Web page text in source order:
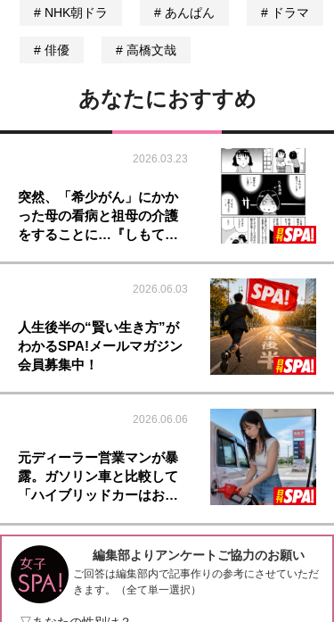
NHK朝ドラ あんぱん ドラマ
俳優 高橋文哉
あなたにおすすめ
2026.03.23
突然、「希少がん」にかか
った母の看病と祖母の介護
をすることに…『しもて…
2026.06.03
人生後半の“賢い生き方”が
わかるSPA!メールマガジン
会員募集中！
2026.06.06
元ディーラー営業マンが暴
露。ガソリン車と比較して
「ハイブリッドカーはお…